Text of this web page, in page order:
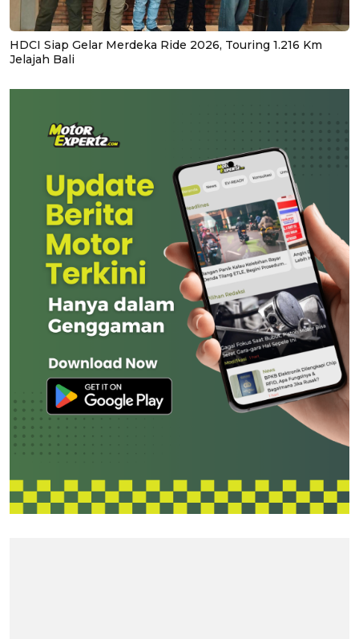
HDCI Siap Gelar Merdeka Ride 2026, Touring 1.216 Km
Jelajah Bali